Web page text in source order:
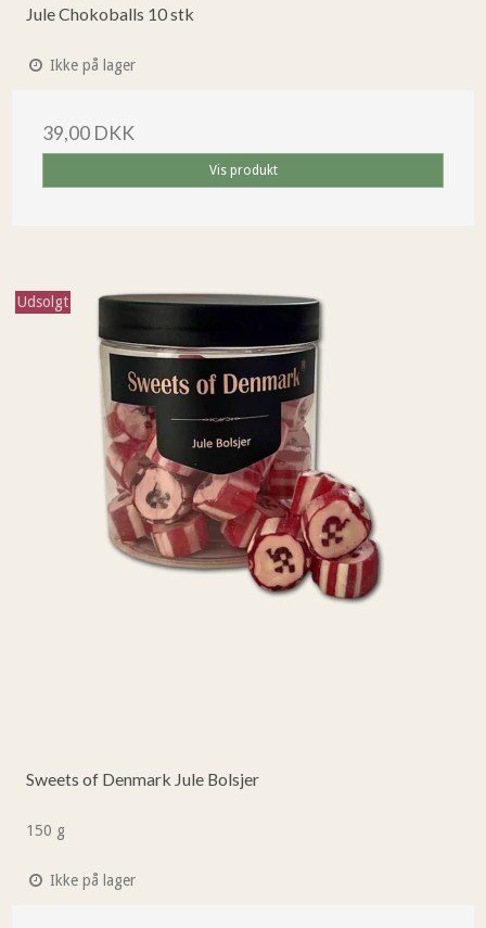
Jule Chokoballs 10 stk
Ikke på lager
39,00 DKK
Vis produkt
Udsolgt
Sweets of Denmark Jule Bolsjer
150 g
Ikke på lager